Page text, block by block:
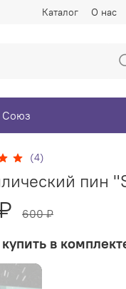
Каталог О нас
Союз
(4)
пин
600 ₽
в